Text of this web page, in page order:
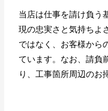
当店は仕事を請け負う
現の忠実さと気持ちよ
ではなく、お客様から
ています。なお、請負
り、工事箇所周辺のお